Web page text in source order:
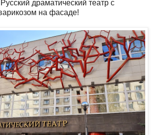
драматический театр с
на фасаде!